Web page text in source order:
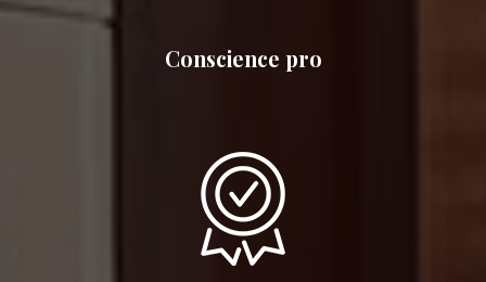
Conscience pro